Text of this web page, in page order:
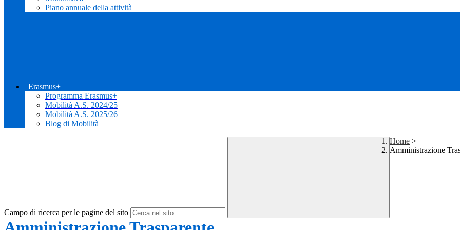
Piano annuale della attività
Erasmus+
Programma Erasmus+
Mobilità A.S. 2024/25
Mobilità A.S. 2025/26
Blog di Mobilità
Campo di ricerca per le pagine del sito
Home >
Amministrazione